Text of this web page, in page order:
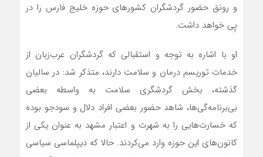
و رونق حضور گردشگران کشورهای حوزه خلیج فارس را در
پِی خواهد داشت.
او با اشاره به توجه و استقبالی که گردشگران عرب‌زبان از
خدمات توریسم درمان و سلامت دارند، متذکر شد: در سالیان
گذشته، بخش گردشگری سلامت به واسطه بعضی
بی‌برنامه‌گی‌ها، شاهد حضور بعضی افراد دلال و سودجو بوده
که خسارت‌هایی را به شهرت و اعتبار مشهد به عنوان یکی از
کانون‌های این حوزه وارد می‌کردند. حالا که دیپلماسی سیاسی